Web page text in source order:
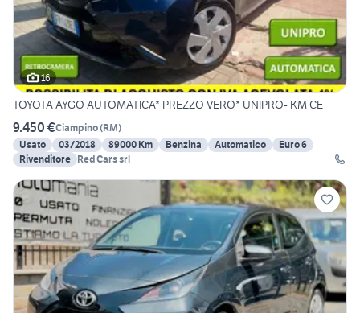
16
TOYOTA AYGO AUTOMATICA* PREZZO VERO* UNIPRO- KM CE
9.450 €Ciampino(RM)
Usato
03/2018 89000 Km Benzina Automatico
Euro 6
Rivenditore Red Cars srl